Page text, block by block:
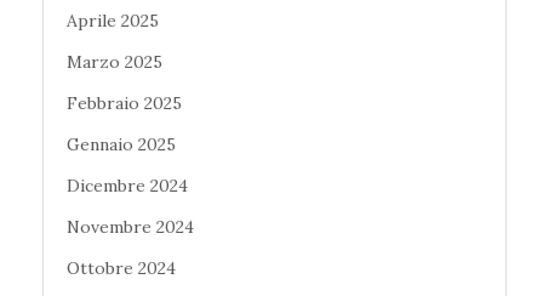
Aprile 2025
Marzo 2025
Febbraio 2025
Gennaio 2025
Dicembre 2024
Novembre 2024
Ottobre 2024